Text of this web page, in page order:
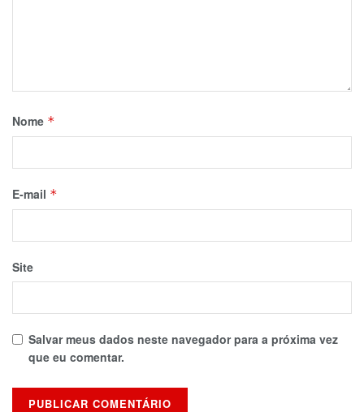
Nome *
E-mail *
Site
Salvar meus dados neste navegador para a próxima vez
que eu comentar.